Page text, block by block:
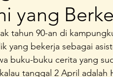
dan Teknologi
Ibu Pembaharu
yang
tahun 90-an di
yang bekerja sebagai
buku-buku cerita yang
tanggal 2 April adalah